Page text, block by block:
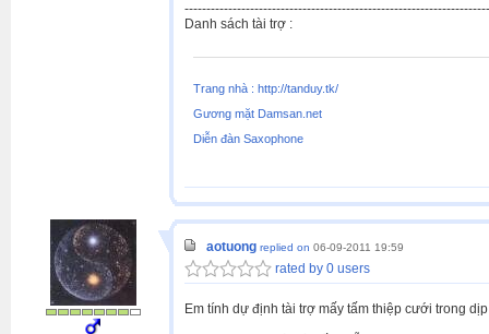
Danh sách tài trợ :
Trang nhà : http://tanduy.tk/
Gương mặt Damsan.net
Diễn đàn Saxophone
aotuong replied on 06-09-2011 19:59
rated by 0 users
Em tính dự định tài trợ mấy tấm thiệp cưới trong